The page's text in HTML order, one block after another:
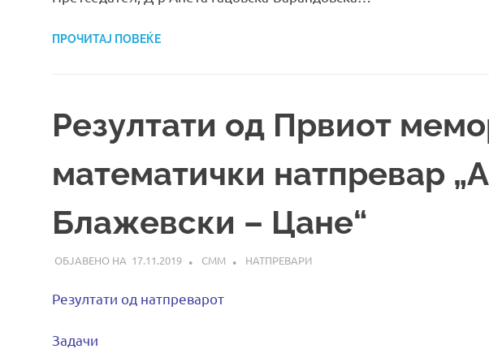
ПРОЧИТАЈ ПОВЕЌЕ
Резултати од Првиот
математички натпревар
Блажевски – Цане“
17.11.2019 СММ НАТПРЕВАРИ
Резултати од натпреварот
Задачи